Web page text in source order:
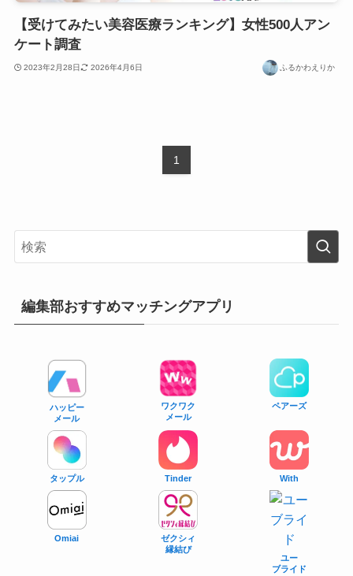
【受けてみたい美容医療ランキング】女性500人アン
ケート調査
2023年2月28日 2026年4月6日 ふるかわえりか
1
編集部おすすめマッチングアプリ
ハッピー
メール
ワクワク
メール
ペアーズ
タップル Tinder With
Omiai
ゼクシィ
縁結び
ユー
ブライド